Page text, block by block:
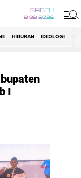
SABTU
8 08 2026
HIBURAN IDEOLOGI
I